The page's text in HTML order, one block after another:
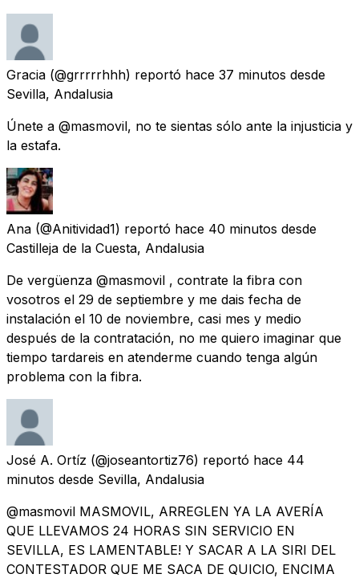
Gracia (@grrrrrhhh) reportó hace 37 minutos desde
Sevilla, Andalusia
Únete a @masmovil, no te sientas sólo ante la injusticia y
la estafa.
Ana (@Anitividad1) reportó hace 40 minutos desde
Castilleja de la Cuesta, Andalusia
De vergüenza @masmovil , contrate la fibra con
vosotros el 29 de septiembre y me dais fecha de
instalación el 10 de noviembre, casi mes y medio
después de la contratación, no me quiero imaginar que
tiempo tardareis en atenderme cuando tenga algún
problema con la fibra.
José A. Ortíz (@joseantortiz76) reportó hace 44
minutos desde Sevilla, Andalusia
@masmovil MASMOVIL, ARREGLEN YA LA AVERÍA
QUE LLEVAMOS 24 HORAS SIN SERVICIO EN
SEVILLA, ES LAMENTABLE! Y SACAR A LA SIRI DEL
CONTESTADOR QUE ME SACA DE QUICIO, ENCIMA